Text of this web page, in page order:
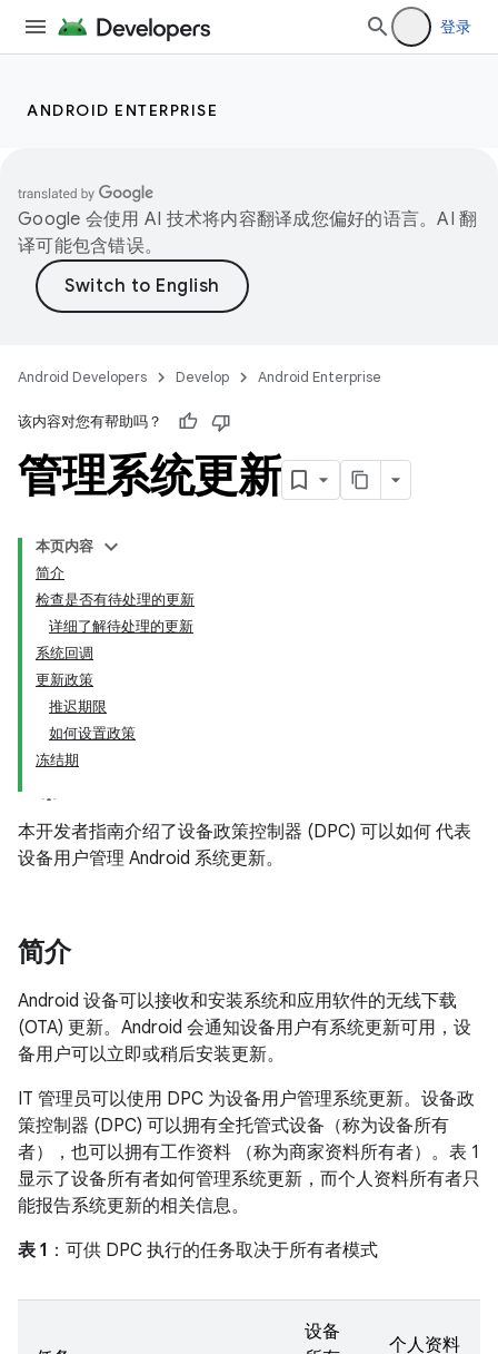
登录
ANDROID ENTERPRISE
Google 会使用 AI 技术将内容翻译成您偏好的语言。AI 翻
译可能包含错误。
Android Developers Develop Android Enterprise
该内容对您有帮助吗？
管理系统更新
本页内容
简介
检查是否有待处理的更新
详细了解待处理的更新
系统回调
更新政策
推迟期限
如何设置政策
冻结期
本开发者指南介绍了设备政策控制器 (DPC) 可以如何 代表
设备用户管理 Android 系统更新。
简介
Android 设备可以接收和安装系统和应用软件的无线下载
(OTA) 更新。Android 会通知设备用户有系统更新可用，设
备用户可以立即或稍后安装更新。
IT 管理员可以使用 DPC 为设备用户管理系统更新。设备政
策控制器 (DPC) 可以拥有全托管式设备（称为设备所有
者），也可以拥有工作资料 （称为商家资料所有者）。表 1
显示了设备所有者如何管理系统更新，而个人资料所有者只
能报告系统更新的相关信息。
表 1 ：可供 DPC 执行的任务取决于所有者模式
设备
个人资料